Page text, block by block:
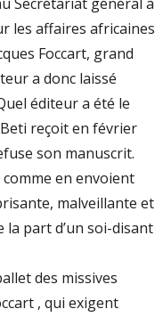
les affaires africaines
Foccart, grand
a donc laissé
éditeur a été le
reçoit en février
son manuscrit.
en envoient
malveillante et
part d’un soi-disant
des missives
, qui exigent